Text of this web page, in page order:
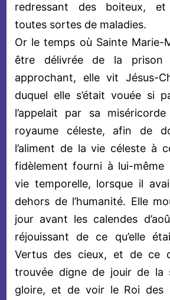
redressant des boiteux,
toutes sortes de maladies.
Or le temps où Sainte Marie-
être délivrée de la
approchant, elle vit Jésus-
duquel elle s’était vouée si
l’appelait par sa
royaume céleste, afin de
l’aliment de la vie céleste à
fidèlement fourni à lui-même
vie temporelle, lorsque il
dehors de l’humanité. Elle
jour avant les calendes
réjouissant de ce qu’elle
Vertus des cieux, et de ce
trouvée digne de jouir de la
gloire, et de voir le Roi des